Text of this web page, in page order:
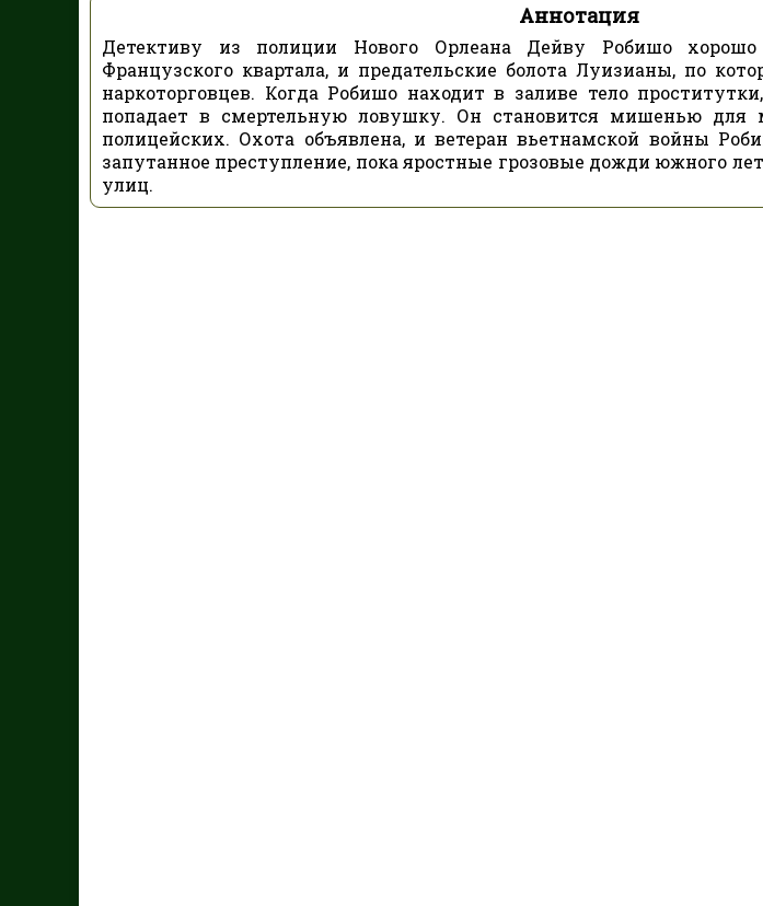
Аннотация
Детективу из полиции Нового Орлеана Дейву Робишо
Французского квартала, и предательские болота Луизианы, по
наркоторговцев. Когда Робишо находит в заливе тело
попадает в смертельную ловушку. Он становится мишенью для
полицейских. Охота объявлена, и ветеран вьетнамской войны
запутанное преступление, пока яростные грозовые дожди южного
улиц.